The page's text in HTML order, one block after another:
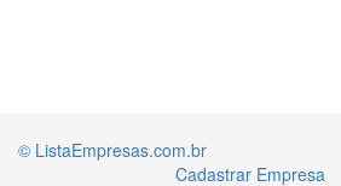
© ListaEmpresas.com.br
Cadastrar Empresa